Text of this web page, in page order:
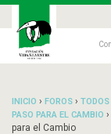
INICIO › FOROS ›
PASO PARA EL CAMBIO ›
para el Cambio